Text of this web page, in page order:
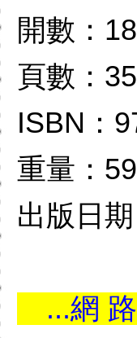
開數：18
頁數：
ISBN：
重量：
出版日
...網